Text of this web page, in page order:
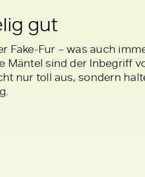
gut
Fake-Fur – was auch
Mäntel sind der Inbegriff
nur toll aus, sondern